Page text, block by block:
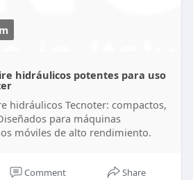
hidráulicos potentes para uso
hidráulicos Tecnoter: compactos,
para máquinas
móviles de alto rendimiento.
Comment Share